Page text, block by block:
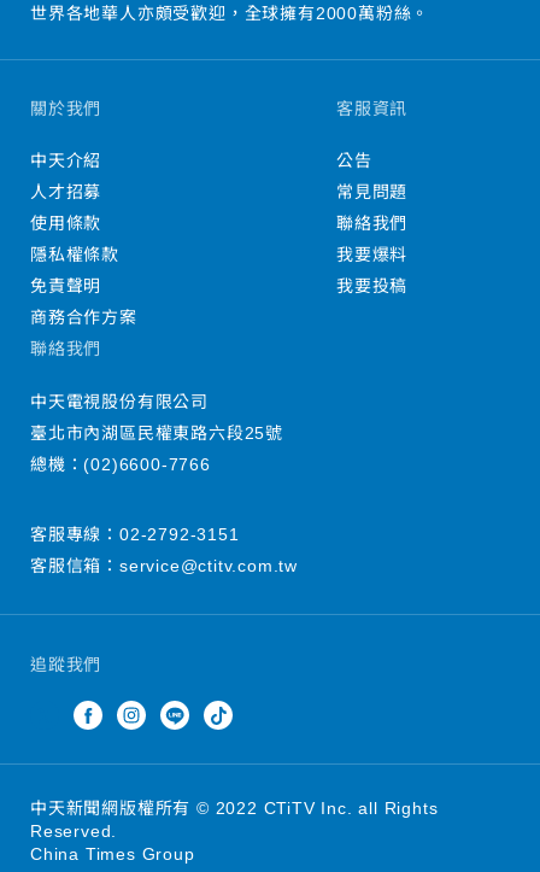
世界各地華人亦頗受歡迎，全球擁有2000萬粉絲。
追蹤我們
關於我們
中天介紹
人才招募
使用條款
隱私權條款
免責聲明
商務合作方案
客服資訊
公告
常見問題
聯絡我們
我要爆料
我要投稿
聯絡我們
中天電視股份有限公司
臺北市內湖區民權東路六段25號
總機：(02)6600-7766
客服專線： 02-2792-3151
客服信箱： service@ctitv.com.tw
中天新聞網版權所有 © 2022 CTiTV Inc. all Rights
Reserved.
China Times Group